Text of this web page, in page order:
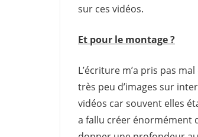
sur ces vidéos.
Et pour le montage ?
L’écriture m’a pris pas
très peu d’images sur
vidéos car souvent elles
a fallu créer énormément